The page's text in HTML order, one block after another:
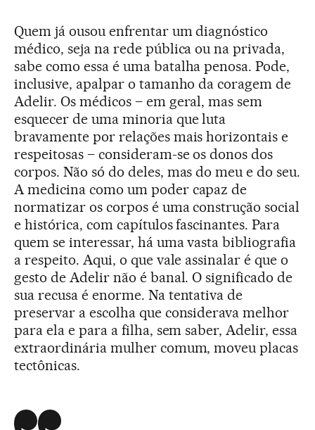
Quem já ousou enfrentar um diagnóstico
médico, seja na rede pública ou na privada,
sabe como essa é uma batalha penosa. Pode,
inclusive, apalpar o tamanho da coragem de
Adelir. Os médicos – em geral, mas sem
esquecer de uma minoria que luta
bravamente por relações mais horizontais e
respeitosas – consideram-se os donos dos
corpos. Não só do deles, mas do meu e do seu.
A medicina como um poder capaz de
normatizar os corpos é uma construção social
e histórica, com capítulos fascinantes. Para
quem se interessar, há uma vasta bibliografia
a respeito. Aqui, o que vale assinalar é que o
gesto de Adelir não é banal. O significado de
sua recusa é enorme. Na tentativa de
preservar a escolha que considerava melhor
para ela e para a filha, sem saber, Adelir, essa
extraordinária mulher comum, moveu placas
tectônicas.